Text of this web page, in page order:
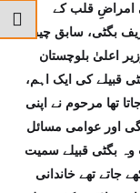
امراضِ قلب کے
بگٹی، سابق چیف
اعلیٰ بلوچستان
قبیلے کی ایک اہم،
تھا مرحوم نے اپنی
اور عوامی مسائل
بگٹی قبیلے سمیت
جاتے تھے خاندانی